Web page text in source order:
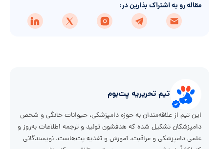
مقاله رو به اشتراک بذارین در:
تیم تحریریه پت‌بوم
این تیم از علاقه‌مندان به حوزه دامپزشکی، حیوانات خانگی و شخص
دامپزشکان تشکیل شده که هدفشون تولید و ترجمه اطلاعات به‌روز و
علمی دامپزشکی و مراقبت، آموزش و تغذیه پت‌هاست. نویسندگانی